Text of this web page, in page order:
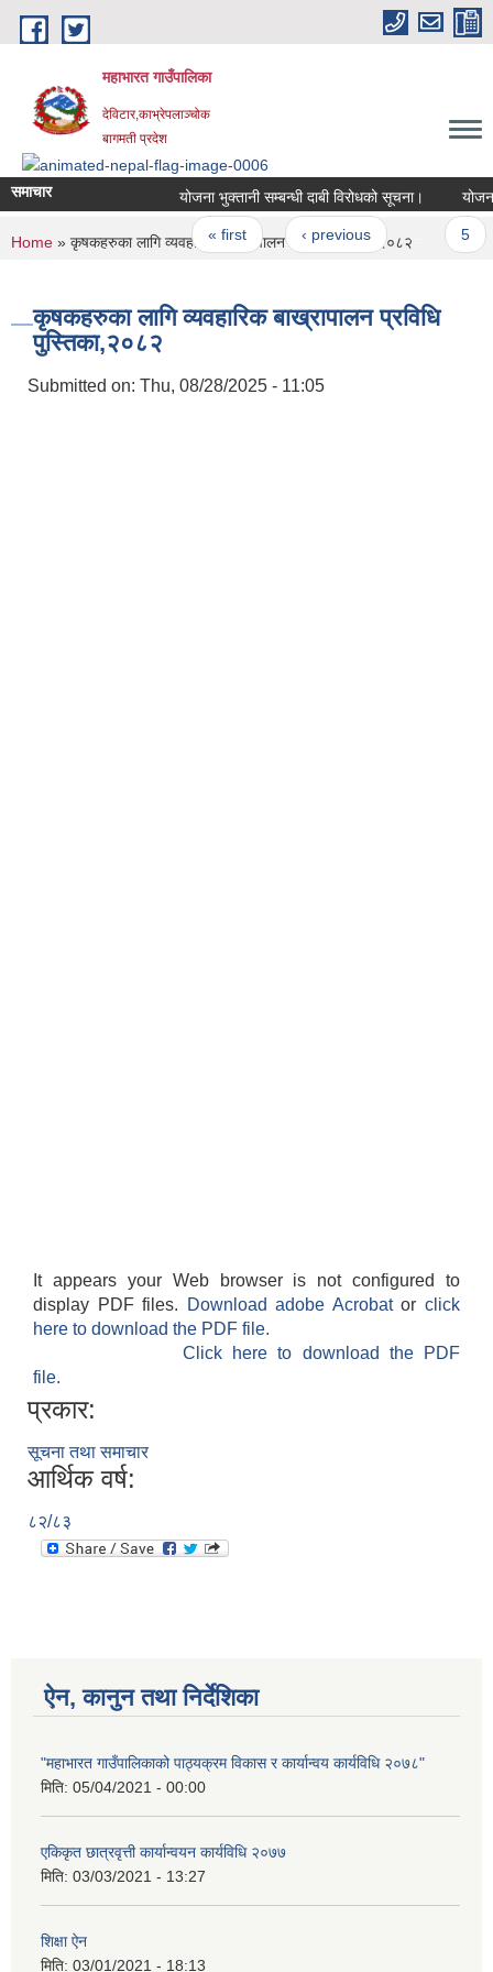
Skip to main content
महाभारत गाउँपालिका
देविटार,काभ्रेपलाञ्चोक
बागमती प्रदेश
समाचार योजना भुक्तानी सम्बन्धी दाबी विरोधको सूचना।
Pages
« first ‹ previous …
You are here
Home » कृषकहरुका लागि व्यवहारिक बाख्रापालन प्रविधि पुस्तिका,२०८२
कृषकहरुका लागि व्यवहारिक बाख्रापालन प्रविधि
पुस्तिका,२०८२
Submitted on: Thu, 08/28/2025 - 11:05
It appears your Web browser is not configured to
display PDF files.
Download adobe Acrobatorclick
here to download the PDF file.
Click here to download the PDF
file.
प्रकार:
सूचना तथा समाचार
आर्थिक वर्ष:
८२/८३
ऐन, कानुन तथा निर्देशिका
"महाभारत गाउँपालिकाको पाठ्यक्रम विकास र कार्यान्वय कार्यविधि २०७८"
मिति: 05/04/2021 - 00:00
एकिकृत छात्रवृत्ती कार्यान्वयन कार्यविधि २०७७
मिति: 03/03/2021 - 13:27
शिक्षा ऐन
मिति: 03/01/2021 - 18:13